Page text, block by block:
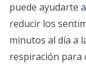
puede ayudarte
reducir los
minutos al día a
respiración para